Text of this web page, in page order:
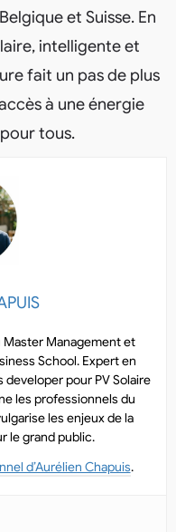
et Suisse. En
intelligente et
fait un pas de plus
à une énergie
tous.
Management et
School. Expert en
pour PV Solaire
les professionnels du
les enjeux de la
le grand public.
d’Aurélien Chapuis.